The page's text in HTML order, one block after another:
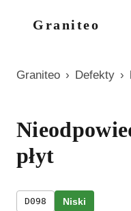
Graniteo
Graniteo › Defekty ›
płyt
D098 Niski